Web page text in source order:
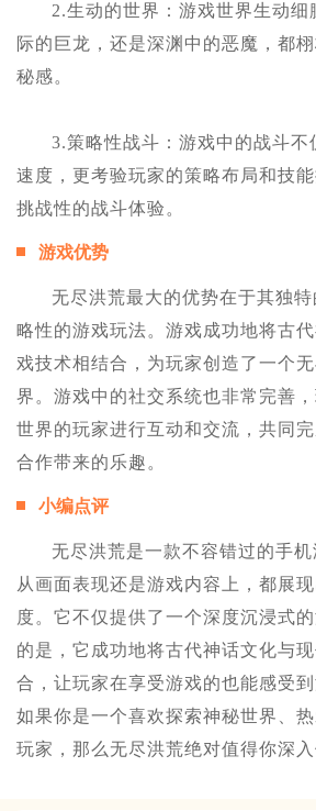
2.生动的世界：游戏世界生动细
际的巨龙，还是深渊中的恶魔，都
秘感。
3.策略性战斗：游戏中的战斗不
速度，更考验玩家的策略布局和技
挑战性的战斗体验。
游戏优势
无尽洪荒最大的优势在于其独
略性的游戏玩法。游戏成功地将古
戏技术相结合，为玩家创造了一个
界。游戏中的社交系统也非常完善
世界的玩家进行互动和交流，共同
合作带来的乐趣。
小编点评
无尽洪荒是一款不容错过的手
从画面表现还是游戏内容上，都展
度。它不仅提供了一个深度沉浸式
的是，它成功地将古代神话文化与
合，让玩家在享受游戏的也能感受到
如果你是一个喜欢探索神秘世界、
玩家，那么无尽洪荒绝对值得你深入